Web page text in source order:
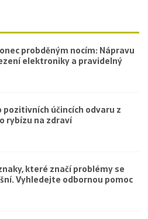
probděným nocím: Nápravu
elektroniky a pravidelný
pozitivních účincích odvaru z
rybízu na zdraví
které značí problémy se
Vyhledejte odbornou pomoc